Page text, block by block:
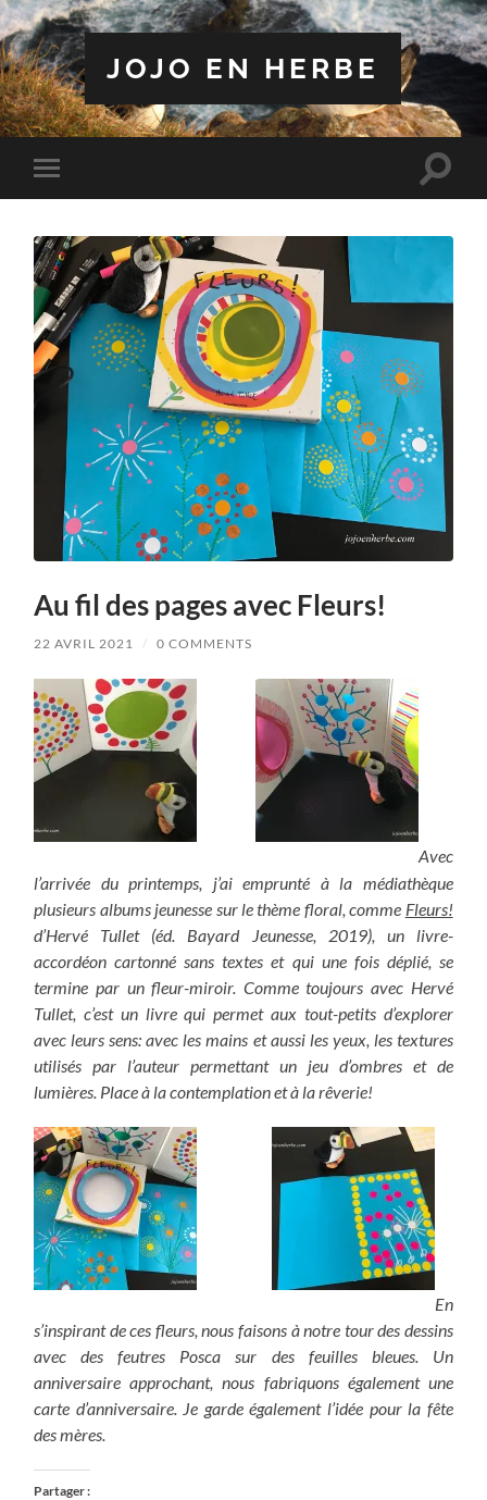
JOJO EN HERBE
Toggle
mobile
Toggle
Au fil des pages avec Fleurs!
22 AVRIL 2021 / 0 COMMENTS
Avec
l’arrivée du printemps, j’ai emprunté à la médiathèque
plusieurs albums jeunesse sur le thème floral, comme Fleurs!
d’Hervé Tullet (éd. Bayard Jeunesse, 2019), un livre-
accordéon cartonné sans textes et qui une fois déplié, se
termine par un fleur-miroir. Comme toujours avec Hervé
Tullet, c’est un livre qui permet aux tout-petits d’explorer
avec leurs sens: avec les mains et aussi les yeux, les textures
utilisés par l’auteur permettant un jeu d’ombres et de
lumières. Place à la contemplation et à la rêverie!
En
s’inspirant de ces fleurs, nous faisons à notre tour des dessins
avec des feutres Posca sur des feuilles bleues. Un
anniversaire approchant, nous fabriquons également une
carte d’anniversaire. Je garde également l’idée pour la fête
des mères.
Partager :